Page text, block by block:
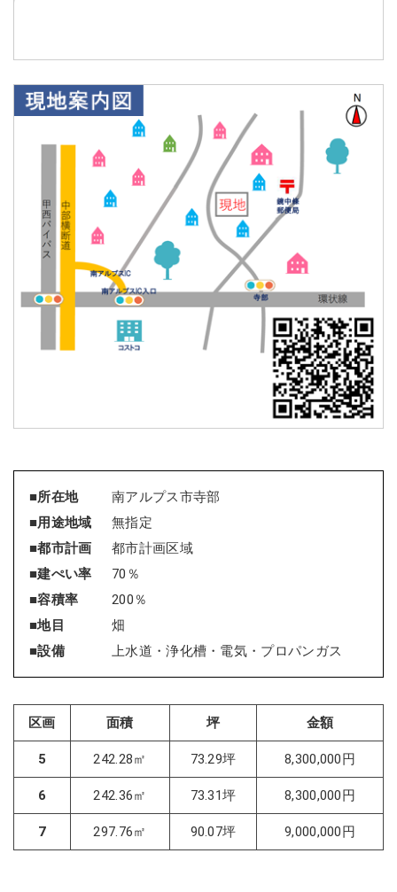
■所在地
南アルプス市寺部
■用途地域
無指定
■都市計画
都市計画区域
■建ぺい率
70％
■容積率
200％
■地目
畑
■設備
上水道・浄化槽・電気・プロパンガス
区画 面積 坪 金額
5 242.28㎡ 73.29坪 8,300,000円
6 242.36㎡ 73.31坪 8,300,000円
7 297.76㎡ 90.07坪 9,000,000円